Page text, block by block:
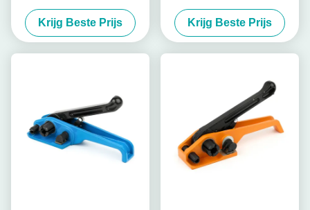
mm - 19 mm
Kunststofbandspanningsapparaat
Krijg Beste Prijs
Handbanden
Krijg Beste Prijs